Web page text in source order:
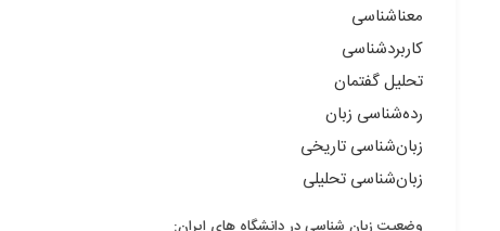
معناشناسی
کاربردشناسی
تحلیل گفتمان
رده‌شناسی زبان
زبان‌شناسی تاریخی
زبان‌شناسی تحلیلی